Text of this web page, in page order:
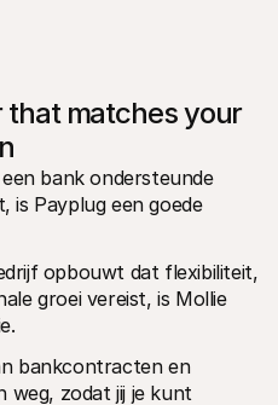
that matches your
bank ondersteunde
is Payplug een goede
opbouwt dat flexibiliteit,
groei vereist, is Mollie
bankcontracten en
weg, zodat jij je kunt